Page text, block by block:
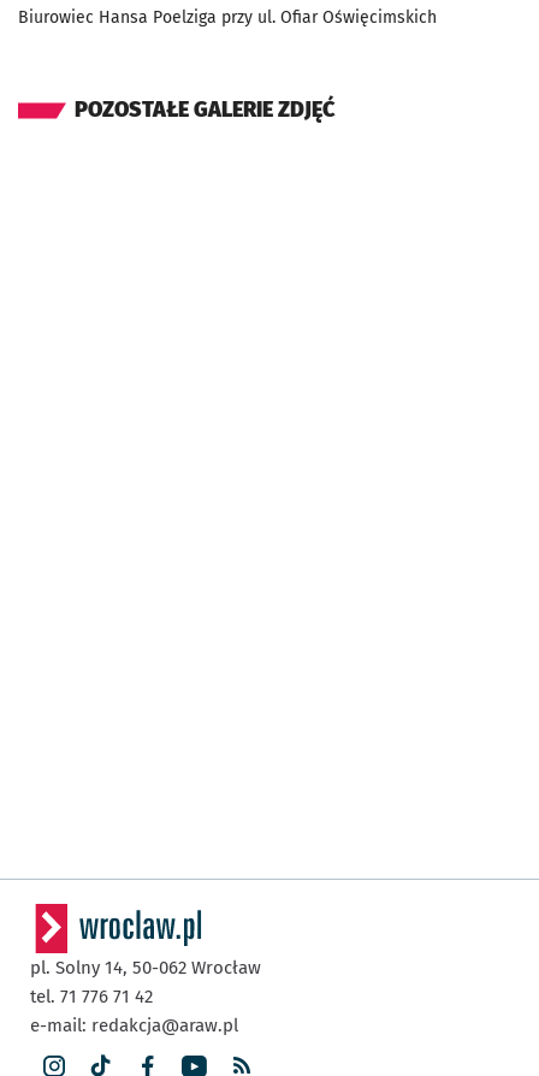
Biurowiec Hansa Poelziga przy ul. Ofiar Oświęcimskich
POZOSTAŁE GALERIE ZDJĘĆ
pl. Solny 14, 50-062 Wrocław
tel. 71 776 71 42
e-mail: redakcja@araw.pl